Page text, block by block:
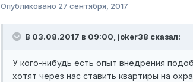
Опубликовано 27 сентября, 2017
В 03.08.2017 в 09:00, joker38 сказал:
У кого-нибудь есть опыт внедрения
хотят через нас ставить квартиры на